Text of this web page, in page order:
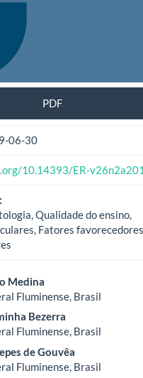
PDF
06-30
10.14393/ER-
Qualidade do ensino,
Fatores
Medina
Fluminense, Brasil
Bezerra
Fluminense, Brasil
de Gouvêa
Fluminense, Brasil